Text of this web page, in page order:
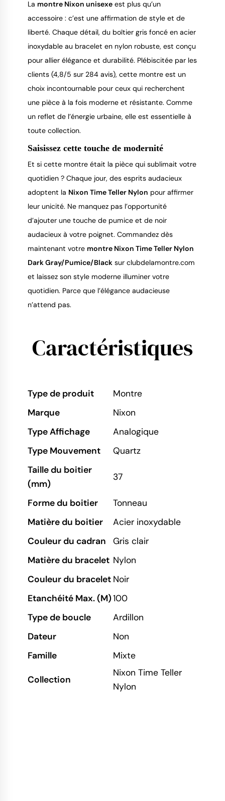
La montre Nixon unisexe est plus qu’un
accessoire : c’est une affirmation de style et de
liberté. Chaque détail, du boîtier gris foncé en acier
inoxydable au bracelet en nylon robuste, est conçu
pour allier élégance et durabilité. Plébiscitée par les
clients (4,8/5 sur 284 avis), cette montre est un
choix incontournable pour ceux qui recherchent
une pièce à la fois moderne et résistante. Comme
un reflet de l’énergie urbaine, elle est essentielle à
toute collection.
Saisissez cette touche de modernité
Et si cette montre était la pièce qui sublimait votre
quotidien ? Chaque jour, des esprits audacieux
adoptent la Nixon Time Teller Nylon pour affirmer
leur unicité. Ne manquez pas l’opportunité
d’ajouter une touche de pumice et de noir
audacieux à votre poignet. Commandez dès
maintenant votre montre Nixon Time Teller Nylon
Dark Gray/Pumice/Black sur clubdelamontre.com
et laissez son style moderne illuminer votre
quotidien. Parce que l’élégance audacieuse
n’attend pas.
Caractéristiques
Type de produit
Montre
Marque
Nixon
Type Affichage
Analogique
Type Mouvement
Quartz
Taille du boitier
(mm)
37
Forme du boitier
Tonneau
Matière du boitier
Acier inoxydable
Couleur du cadran
Gris clair
Matière du bracelet Nylon
Couleur du bracelet Noir
Etanchéité Max. (M)100
Type de boucle
Ardillon
Dateur
Non
Famille
Mixte
Collection
Nixon Time Teller
Nylon